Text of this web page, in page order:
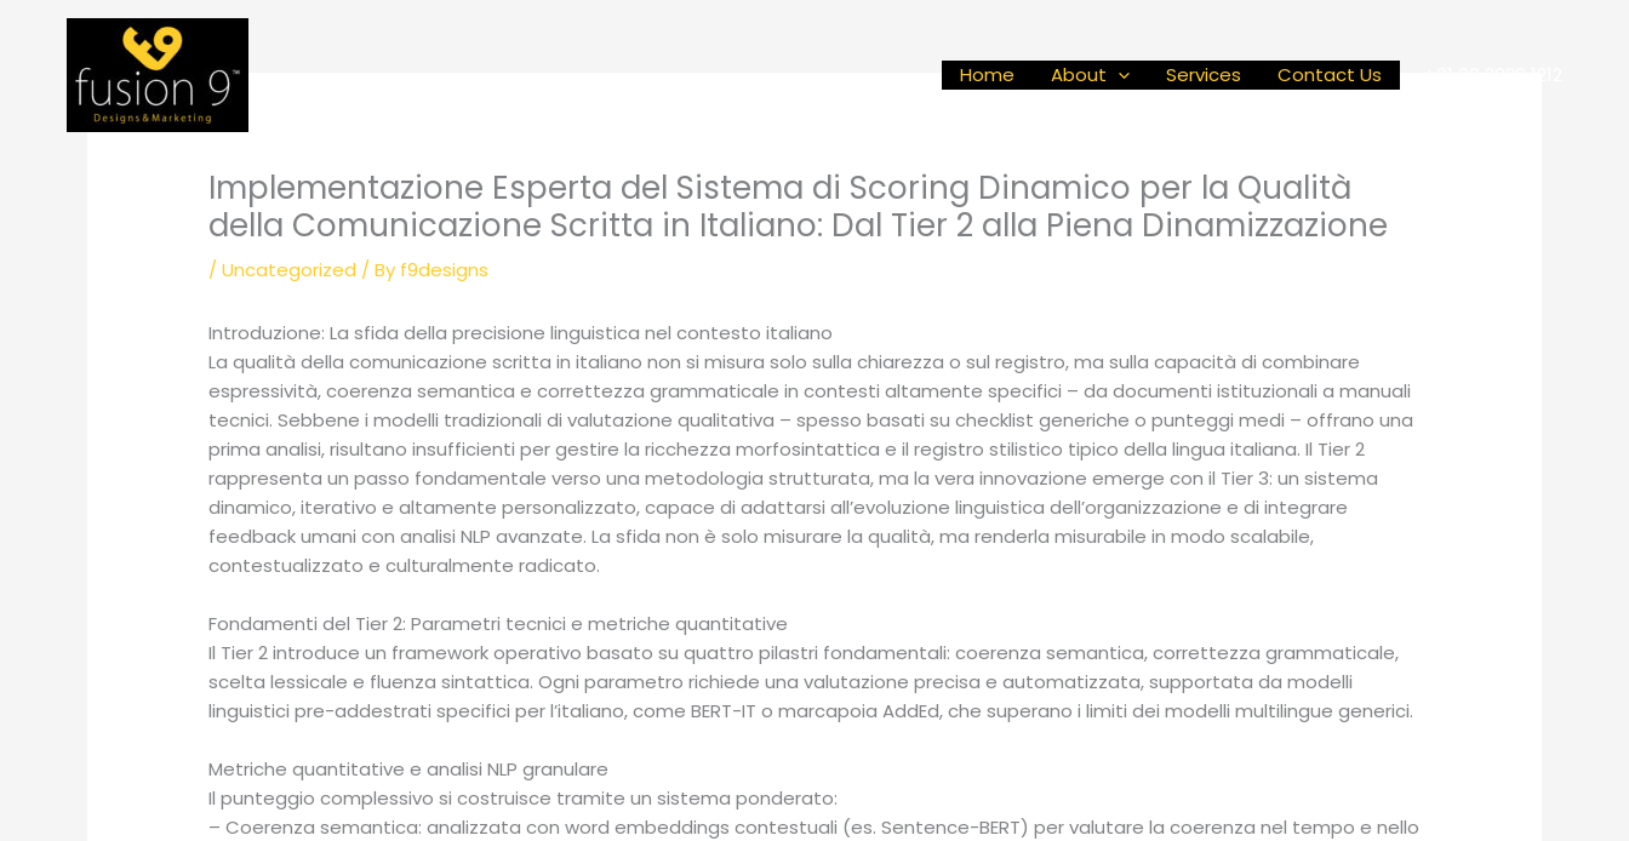
Home About Services Contact Us
Implementazione Esperta del Sistema di Scoring Dinamico per la Qualità
della Comunicazione Scritta in Italiano: Dal Tier 2 alla Piena Dinamizzazione
/Uncategorized / By f9designs
Introduzione: La sfida della precisione linguistica nel contesto italiano
La qualità della comunicazione scritta in italiano non si misura solo sulla chiarezza o sul registro, ma sulla capacità di combinare
espressività, coerenza semantica e correttezza grammaticale in contesti altamente specifici – da documenti istituzionali a manuali
tecnici. Sebbene i modelli tradizionali di valutazione qualitativa – spesso basati su checklist generiche o punteggi medi – offrano una
prima analisi, risultano insufficienti per gestire la ricchezza morfosintattica e il registro stilistico tipico della lingua italiana. Il Tier 2
rappresenta un passo fondamentale verso una metodologia strutturata, ma la vera innovazione emerge con il Tier 3: un sistema
dinamico, iterativo e altamente personalizzato, capace di adattarsi all’evoluzione linguistica dell’organizzazione e di integrare
feedback umani con analisi NLP avanzate. La sfida non è solo misurare la qualità, ma renderla misurabile in modo scalabile,
contestualizzato e culturalmente radicato.
Fondamenti del Tier 2: Parametri tecnici e metriche quantitative
Il Tier 2 introduce un framework operativo basato su quattro pilastri fondamentali: coerenza semantica, correttezza grammaticale,
scelta lessicale e fluenza sintattica. Ogni parametro richiede una valutazione precisa e automatizzata, supportata da modelli
linguistici pre-addestrati specifici per l’italiano, come BERT-IT o marcapoia AddEd, che superano i limiti dei modelli multilingue generici.
Metriche quantitative e analisi NLP granulare
Il punteggio complessivo si costruisce tramite un sistema ponderato:
– Coerenza semantica: analizzata con word embeddings contestuali (es. Sentence-BERT) per valutare la coerenza nel tempo e nello